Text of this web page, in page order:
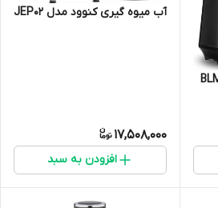
آب میوه گیری کنوود مدل JEP02
17,508,000
افزودن به سبد